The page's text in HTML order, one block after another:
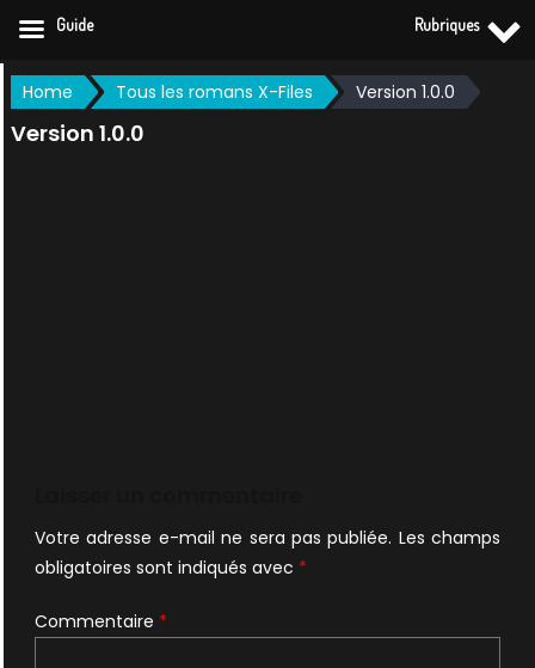
Skip
to
content
Home Tous les romans X-Files Version 1.0.0
Version 1.0.0
Votre adresse e-mail ne sera pas publiée. Les champs
obligatoires sont indiqués avec *
Commentaire *
Guide Rubriques